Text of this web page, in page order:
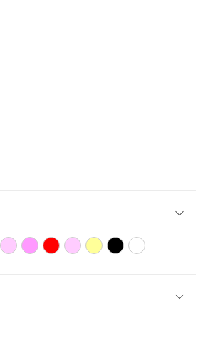
Hồng nhạtHồng đậm
Đỏ HồngVàngMàu đenTrắng